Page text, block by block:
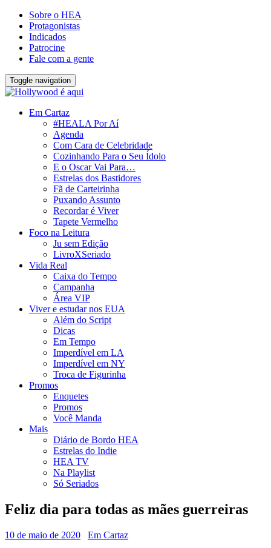
Sobre o HEA
Protagonistas
Indicados
Patrocine
Fale com a gente
Toggle navigation
Em Cartaz
#HEALA Por Aí
Agenda
Com Cara de Celebridade
Cozinhando Para o Seu Ídolo
E o Oscar Vai Para…
Estrelas dos Bastidores
Fã de Carteirinha
Puxando Assunto
Recordar é Viver
Tapete Vermelho
Foco na Leitura
Ju sem Edição
LivroXSeriado
Vida Real
Caixa do Tempo
Campanha
Área VIP
Viver e estudar nos EUA
Além do Script
Dicas
Em Tempo
Imperdível em LA
Imperdível em NY
Troca de Figurinha
Promos
Enquetes
Promos
Você Manda
Mais
Diário de Bordo HEA
Estrelas do Indie
HEA TV
Na Playlist
Só Seriados
Feliz dia para todas as mães guerreiras
10 de maio de 2020 Em Cartaz